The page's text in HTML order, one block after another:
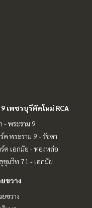
เพชรบุรีตัดใหม่ RCA
- พระราม 9
พระราม 9 - รัชดา
ค เอกมัย - ทองหล่อ
ขุมวิท 71 - เอกมัย
ขวาง
ขวาง